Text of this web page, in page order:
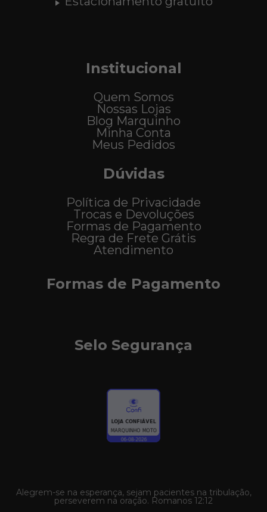
Institucional
Quem Somos
Nossas Lojas
Blog Marquinho
Minha Conta
Meus Pedidos
Dúvidas
Política de Privacidade
Trocas e Devoluções
Formas de Pagamento
Regra de Frete Grátis
Atendimento
Formas de Pagamento
Selo Segurança
Alegrem-se na esperança, sejam pacientes na tribulação,
perseverem na oração. Romanos 12:12